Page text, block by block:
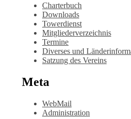
Charterbuch
Downloads
Towerdienst
Mitgliederverzeichnis
Termine
Diverses und
Satzung des Vereins
Meta
WebMail
Administration